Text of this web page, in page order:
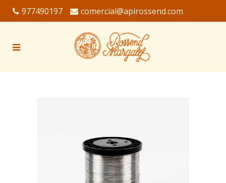
977490197 comercial@apirossend.com